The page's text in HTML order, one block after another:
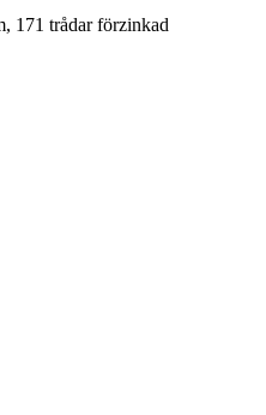
171 trådar förzinkad